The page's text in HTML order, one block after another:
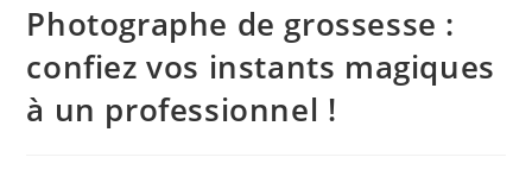
Photographe de grossesse :
confiez vos instants magiques
à un professionnel !